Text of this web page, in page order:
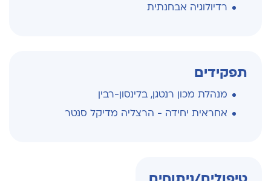
רדיולוגיה אבחנתית
תפקידים
מנהלת מכון רנטגן, בלינסון-רבין
אחראית יחידה - הרצליה מדיקל סנטר